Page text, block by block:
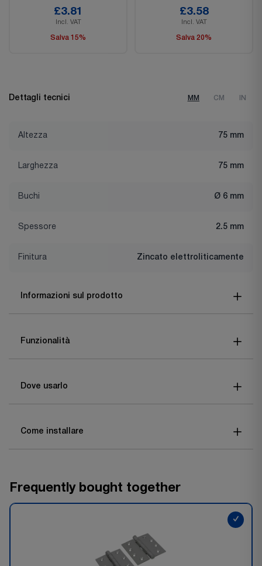
£3.81
Incl. VAT
Salva 15%
£3.58
Incl. VAT
Salva 20%
Dettagli tecnici MM CM IN
Altezza 75 mm
Larghezza 75 mm
Buchi Ø 6 mm
Spessore 2.5 mm
Finitura Zincato elettroliticamente
Informazioni sul prodotto
Funzionalità
Dove usarlo
Come installare
Frequently bought together
✓